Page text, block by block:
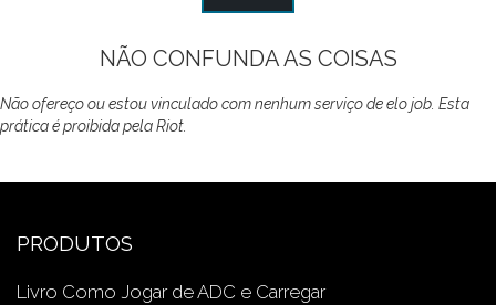
NÃO CONFUNDA AS COISAS
Não ofereço ou estou vinculado com nenhum serviço de elo job. Esta
prática é proibida pela Riot.
PRODUTOS
Livro Como Jogar de ADC e Carregar